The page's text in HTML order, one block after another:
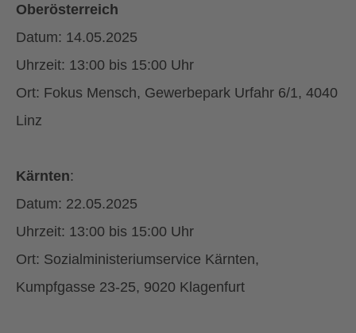
Oberösterreich
Datum: 14.05.2025
Uhrzeit: 13:00 bis 15:00 Uhr
Ort: Fokus Mensch, Gewerbepark Urfahr 6/1, 4040
Linz
Kärnten:
Datum: 22.05.2025
Uhrzeit: 13:00 bis 15:00 Uhr
Ort: Sozialministeriumservice Kärnten,
Kumpfgasse 23-25, 9020 Klagenfurt